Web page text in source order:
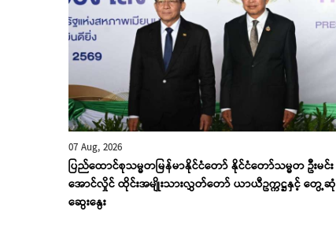
07 Aug, 2026
ပြည်ထောင်စုသမ္မတမြန်မာနိုင်ငံတော် နိုင်ငံတော်သမ္မတ ဦးမင်း
အောင်လှိုင် ထိုင်းအမျိုးသားလွှတ်တော် ယာယီဥက္ကဋ္ဌနှင့် တွေ့ဆုံ
ဆွေးနွေး